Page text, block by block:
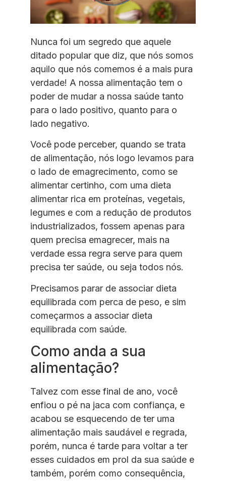
Nunca foi um segredo que aquele
ditado popular que diz, que nós somos
aquilo que nós comemos é a mais pura
verdade! A nossa alimentação tem o
poder de mudar a nossa saúde tanto
para o lado positivo, quanto para o
lado negativo.
Você pode perceber, quando se trata
de alimentação, nós logo levamos para
o lado de emagrecimento, como se
alimentar certinho, com uma dieta
alimentar rica em proteínas, vegetais,
legumes e com a redução de produtos
industrializados, fossem apenas para
quem precisa emagrecer, mais na
verdade essa regra serve para quem
precisa ter saúde, ou seja todos nós.
Precisamos parar de associar dieta
equilibrada com perca de peso, e sim
começarmos a associar dieta
equilibrada com saúde.
Como anda a sua
alimentação?
Talvez com esse final de ano, você
enfiou o pé na jaca com confiança, e
acabou se esquecendo de ter uma
alimentação mais saudável e regrada,
porém, nunca é tarde para voltar a ter
esses cuidados em prol da sua saúde e
também, porém como consequência,